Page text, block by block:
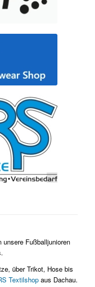
textilservice.com/
unsere Fußballjunioren
über Trikot, Hose bis
Textilshopaus Dachau.